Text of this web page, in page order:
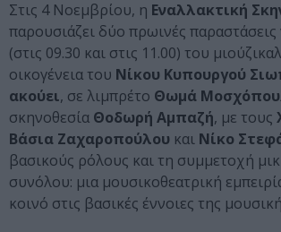
Στις 4 Νοεμβρίου, η Εναλλακτική
παρουσιάζει δύο πρωινές παραστάσεις
(στις 09.30 και στις 11.00) του
οικογένεια του Νίκου Κυπουργού
ακούει, σε λιμπρέτο Θωμά
σκηνοθεσία Θοδωρή Αμπαζή, με τους
Βάσια Ζαχαροπούλου και Νίκο
βασικούς ρόλους και τη συμμετοχή
συνόλου: μια μουσικοθεατρική
κοινό στις βασικές έννοιες της